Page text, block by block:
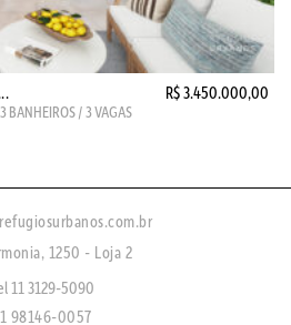
R$ 3.450.000,00
BANHEIROS / 3 VAGAS
1250 - Loja 2
11 3129-5090
98146-0057